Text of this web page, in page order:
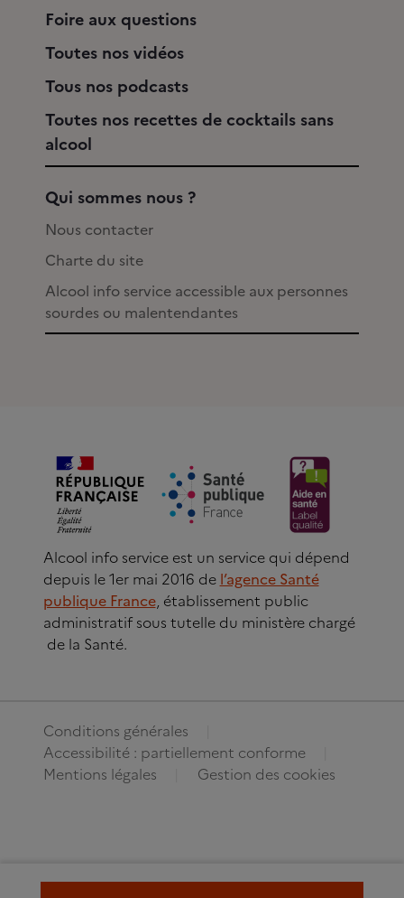
Foire aux questions
Toutes nos vidéos
Tous nos podcasts
Toutes nos recettes de cocktails sans
alcool
Qui sommes nous ?
Nous contacter
Charte du site
Alcool info service accessible aux personnes
sourdes ou malentendantes
Alcool info service est un service qui dépend
depuis le 1er mai 2016 de l’agence Santé
publique France, établissement public
administratif sous tutelle du ministère chargé
de la Santé.
Conditions générales
Accessibilité : partiellement conforme
Mentions légales
Gestion des cookies